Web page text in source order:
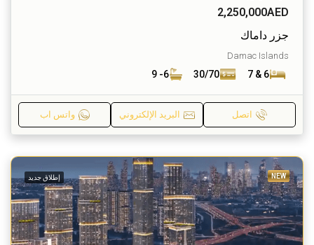
2,250,000AED
جزر داماك
Damac Islands
6 & 7
30/70
6- 9
اتصل البريد الإلكتروني واتس اب
NEW إطلاق جديد